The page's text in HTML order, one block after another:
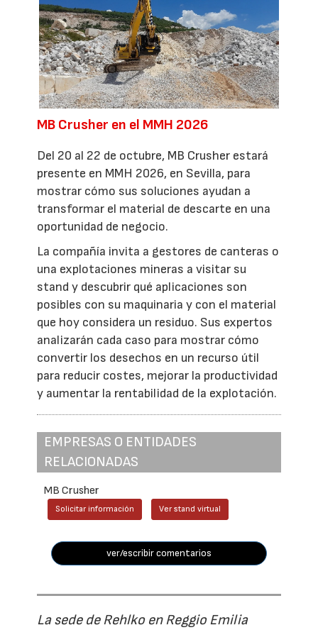
MB Crusher en el MMH 2026
Del 20 al 22 de octubre, MB Crusher estará
presente en MMH 2026, en Sevilla, para
mostrar cómo sus soluciones ayudan a
transformar el material de descarte en una
oportunidad de negocio.
La compañía invita a gestores de canteras o
una explotaciones mineras a visitar su
stand y descubrir qué aplicaciones son
posibles con su maquinaria y con el material
que hoy considera un residuo. Sus expertos
analizarán cada caso para mostrar cómo
convertir los desechos en un recurso útil
para reducir costes, mejorar la productividad
y aumentar la rentabilidad de la explotación.
EMPRESAS O ENTIDADES
RELACIONADAS
MB Crusher
Solicitar información Ver stand virtual
ver/escribir comentarios
La sede de Rehlko en Reggio Emilia